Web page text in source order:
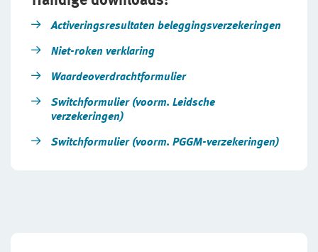
Activeringsresultaten beleggingsverzekeringen
Niet-roken verklaring
Waardeoverdrachtformulier
Switchformulier (voorm. Leidsche
verzekeringen)
Switchformulier (voorm. PGGM-verzekeringen)